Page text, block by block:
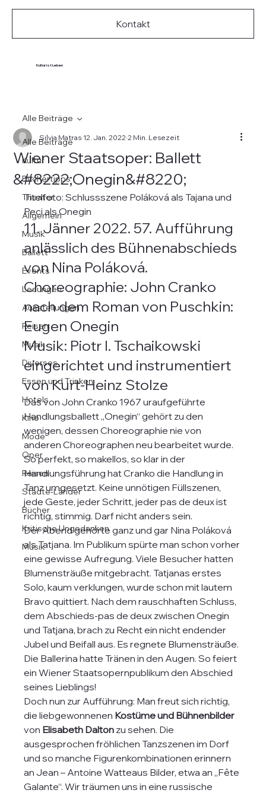
Kultur ist Leben
Kontakt
Alle Beiträge
Kultur
Büchertipps
Theater
Allgemein
Musik
Ballett
Events
Lesungen
Ausstellungen
Reisen
Musik
Diverses
Essen und Trinken
Hotels
Kino
Mode
Oper
Reisen
Städte-Länder
Bücher
Kritische Ungedanken
Musik
Alle Beiträge
Wiener Staatsoper: Ballett
&#8222;Onegin&#8220;
Silvia Matras 12. Jan. 2022 2 Min. Lesezeit
Titelfoto: Schlussszene Poláková als Tajana und
Peci als Onegin
11. Jänner 2022. 57. Aufführung
anlässlich des Bühnenabschieds
von Nina Poláková.
Choreographie: John Cranko
nach dem Roman von Puschkin:
Eugen Onegin
Musik: Piotr I. Tschaikowski
eingerichtet und instrumentiert
von Kurt-Heinz Stolze
Das von John Cranko 1967 uraufgeführte
Handlungsballett „Onegin“ gehört zu den
wenigen, dessen Choreographie nie von
anderen Choreographen neu bearbeitet wurde.
So perfekt, so makellos, so klar in der
Handlungsführung hat Cranko die Handlung in
Tanz umgesetzt. Keine unnötigen Füllszenen,
jede Geste, jeder Schritt, jeder pas de deux ist
richtig, stimmig. Darf nicht anders sein.
Der Abend gehörte ganz und gar Nina Poláková
als Tatjana. Im Publikum spürte man schon vorher
eine gewisse Aufregung. Viele Besucher hatten
Blumensträuße mitgebracht. Tatjanas erstes
Solo, kaum verklungen, wurde schon mit lautem
Bravo quittiert. Nach dem rauschhaften Schluss,
dem Abschieds-pas de deux zwischen Onegin
und Tatjana, brach zu Recht ein nicht endender
Jubel und Beifall aus. Es regnete Blumensträuße.
Die Ballerina hatte Tränen in den Augen. So feiert
ein Wiener Staatsopernpublikum den Abschied
seines Lieblings!
Doch nun zur Aufführung: Man freut sich richtig,
die liebgewonnenen Kostüme und Bühnenbilder
von Elisabeth Dalton zu sehen. Die
ausgesprochen fröhlichen Tanzszenen im Dorf
und so manche Figurenkombinationen erinnern
an Jean – Antoine Watteaus Bilder, etwa an „Fête
Galante“. Wir träumen uns in eine russische